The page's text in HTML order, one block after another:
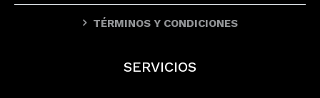
TÉRMINOS Y CONDICIONES
SERVICIOS